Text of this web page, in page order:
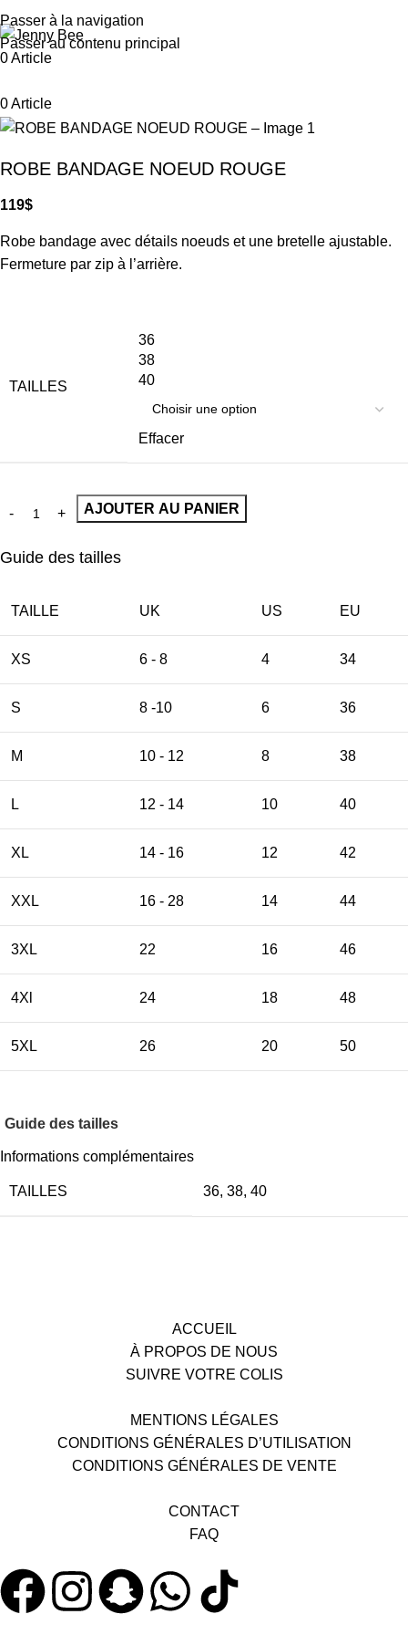
Passer à la navigation
Passer au contenu principal
0Article
0Article
ROBE BANDAGE NOEUD ROUGE
119$
Robe bandage avec détails noeuds et une bretelle ajustable.
Fermeture par zip à l’arrière.
TAILLES
36
38
40
Effacer
AJOUTER AU PANIER
Guide des tailles
TAILLE UK US EU
XS 6 - 8 4 34
S 8 -10 6 36
M 10 - 12 8 38
L 12 - 14 10 40
XL 14 - 16 12 42
XXL 16 - 28 14 44
3XL 22 16 46
4Xl 24 18 48
5XL 26 20 50
Guide des tailles
Informations complémentaires
TAILLES 36, 38, 40
ACCUEIL
À PROPOS DE NOUS
SUIVRE VOTRE COLIS
MENTIONS LÉGALES
CONDITIONS GÉNÉRALES D’UTILISATION
CONDITIONS GÉNÉRALES DE VENTE
CONTACT
FAQ